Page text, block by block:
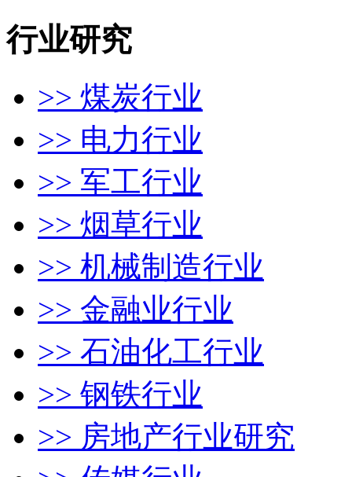
行业研究
>> 煤炭行业
>> 电力行业
>> 军工行业
>> 烟草行业
>> 机械制造行业
>> 金融业行业
>> 石油化工行业
>> 钢铁行业
>> 房地产行业研究